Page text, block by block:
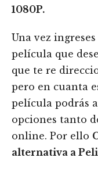
1080P.
Una vez
película que
que te re
pero en cuanta
película podrás
opciones tanto
online. Por ello
alternativa a